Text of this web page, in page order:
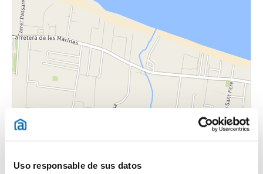
Uso responsable de sus datos